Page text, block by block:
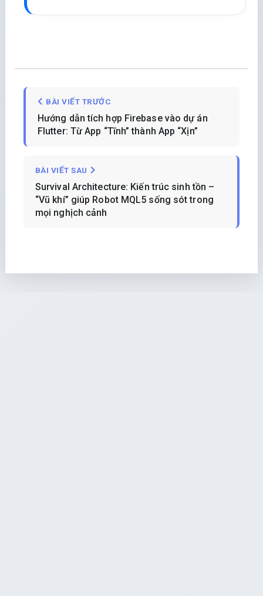
BÀI VIẾT TRƯỚC
Hướng dẫn tích hợp Firebase vào dự án
Flutter: Từ App “Tĩnh” thành App “Xịn”
BÀI VIẾT SAU
Survival Architecture: Kiến trúc sinh tồn –
“Vũ khí” giúp Robot MQL5 sống sót trong
mọi nghịch cảnh